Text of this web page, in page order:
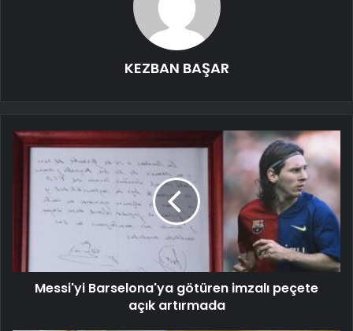
KEZBAN BAŞAR
Messi'yi Barselona'ya götüren imzalı peçete
açık artırmada